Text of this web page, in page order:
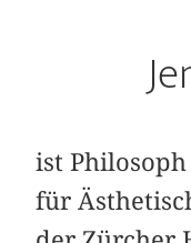
ist
für